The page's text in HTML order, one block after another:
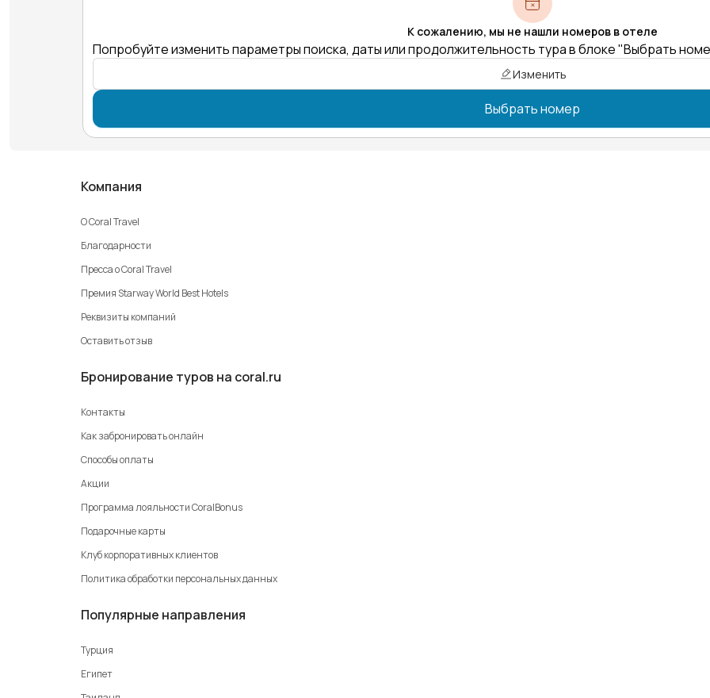
К сожалению, мы не нашли номеров в отеле
Попробуйте изменить параметры поиска, даты или продолжительность тура в блоке "Выбрать
Изменить
Выбрать номер
Компания
О Coral Travel
Благодарности
Пресса о Coral Travel
Премия Starway World Best Hotels
Реквизиты компаний
Оставить отзыв
Бронирование туров на coral.ru
Контакты
Как забронировать онлайн
Способы оплаты
Акции
Программа лояльности CoralBonus
Подарочные карты
Клуб корпоративных клиентов
Политика обработки персональных данных
Популярные направления
Турция
Египет